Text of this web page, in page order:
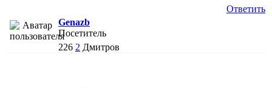
Ответить
Genazb
Посетитель
226 2 Дмитров